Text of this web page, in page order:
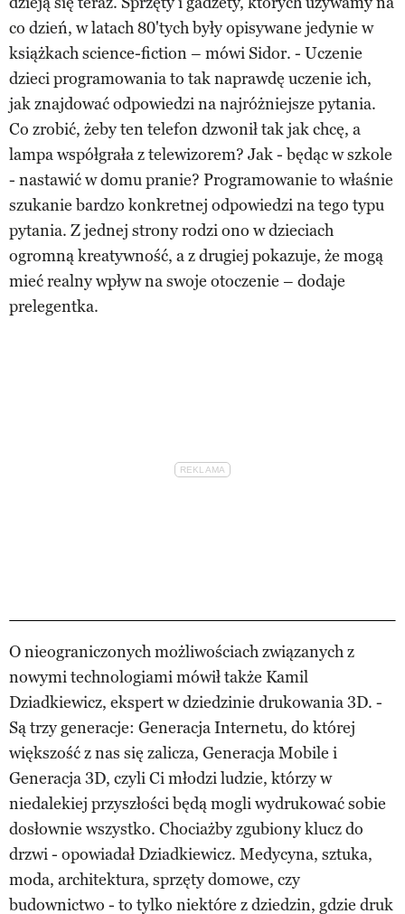
co dzień, w latach 80'tych były opisywane jedynie w
książkach science-fiction – mówi Sidor. - Uczenie
dzieci programowania to tak naprawdę uczenie ich,
jak znajdować odpowiedzi na najróżniejsze pytania.
Co zrobić, żeby ten telefon dzwonił tak jak chcę, a
lampa współgrała z telewizorem? Jak - będąc w szkole
- nastawić w domu pranie? Programowanie to właśnie
szukanie bardzo konkretnej odpowiedzi na tego typu
pytania. Z jednej strony rodzi ono w dzieciach
ogromną kreatywność, a z drugiej pokazuje, że mogą
mieć realny wpływ na swoje otoczenie – dodaje
prelegentka.
O nieograniczonych możliwościach związanych z
nowymi technologiami mówił także Kamil
Dziadkiewicz, ekspert w dziedzinie drukowania 3D. -
Są trzy generacje: Generacja Internetu, do której
większość z nas się zalicza, Generacja Mobile i
Generacja 3D, czyli Ci młodzi ludzie, którzy w
niedalekiej przyszłości będą mogli wydrukować sobie
dosłownie wszystko. Chociażby zgubiony klucz do
drzwi - opowiadał Dziadkiewicz. Medycyna, sztuka,
moda, architektura, sprzęty domowe, czy
budownictwo - to tylko niektóre z dziedzin, gdzie druk